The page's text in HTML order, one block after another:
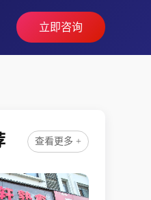
立即咨询
查看更多 +